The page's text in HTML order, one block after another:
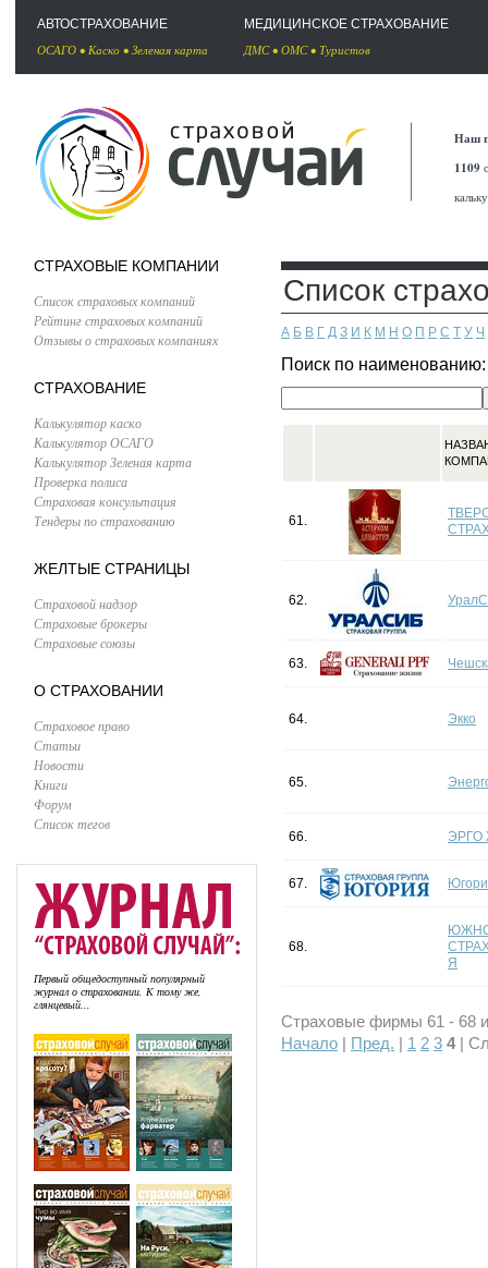
АВТОСТРАХОВАНИЕ
ОСАГО • Каско • Зеленая карта
МЕДИЦИНСКОЕ СТРАХОВАНИЕ
ДМС• ОМС• Туристов
Наш
1109
СТРАХОВЫЕ КОМПАНИИ
Список страховых компаний
Рейтинг страховых компаний
Отзывы о страховых компаниях
СТРАХОВАНИЕ
Калькулятор каско
Калькулятор ОСАГО
Калькулятор Зеленая карта
Проверка полиса
Страховая консультация
Тендеры по страхованию
ЖЕЛТЫЕ СТРАНИЦЫ
Страховой надзор
Страховые брокеры
Страховые союзы
О СТРАХОВАНИИ
Страховое право
Статьи
Новости
Книги
Форум
Список тегов
Первый общедоступный популярный
журнал о страховании. К тому же,
глянцевый...
Список
А Б В Г Д З И К М Н О П Р С Т У Ч
Поиск по
61.
62.
63.
64. Экко
65.
66. ЭРГО
67.
68.
Я
Страховые фирмы 61 - 68
Начало
Пред. 1 2 3 4|